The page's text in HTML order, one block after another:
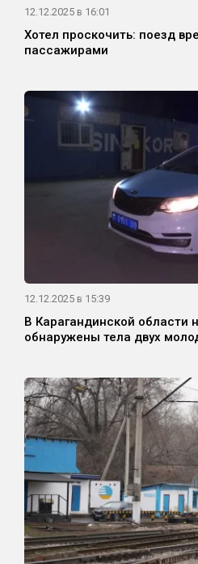
12.12.2025 в 16:01
Хотел проскочить: поезд
пассажирами
12.12.2025 в 15:39
В Карагандинской области
обнаружены тела двух